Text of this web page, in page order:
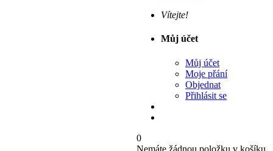
Vítejte!
Můj účet
Můj účet
Moje přání
Objednat
Přihlásit se
0
Nemáte žádnou položku v košíku.